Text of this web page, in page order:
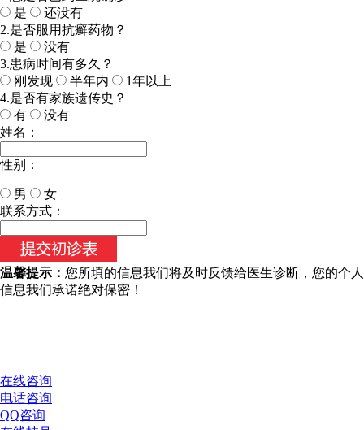
是
还没有
2.是否服用抗癣药物？
是
没有
3.患病时间有多久？
刚发现
半年内
1年以上
4.是否有家族遗传史？
有
没有
姓名：
性别：
男
女
今天日期：
联系方式：
温馨提示： 您所填的信息我们将及时反馈给医生诊断，您的个人
信息我们承诺绝对保密！
在线咨询
电话咨询
QQ咨询